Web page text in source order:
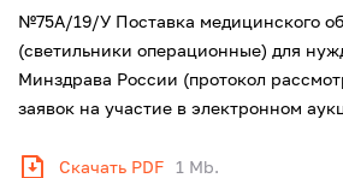
№75А/19/У Поставка медицинского
(светильники операционные) для
Минздрава России (протокол
заявок на участие в электронном
Скачать PDF 1 Mb.